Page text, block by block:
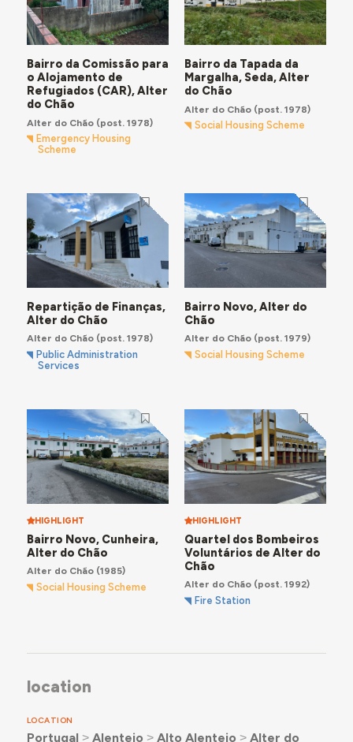
Bairro da Comissão para
o Alojamento de
Refugiados (CAR), Alter
do Chão
Alter do Chão(post. 1978)
Emergency Housing
Scheme
Bairro da Tapada da
Margalha, Seda, Alter
do Chão
Alter do Chão(post. 1978)
Social Housing Scheme
Repartição de Finanças,
Alter do Chão
Alter do Chão(post. 1978)
Public Administration
Services
Bairro Novo, Alter do
Chão
Alter do Chão(post. 1979)
Social Housing Scheme
HIGHLIGHT
Bairro Novo, Cunheira,
Alter do Chão
Alter do Chão(1985)
Social Housing Scheme
HIGHLIGHT
Quartel dos Bombeiros
Voluntários de Alter do
Chão
Alter do Chão(post. 1992)
Fire Station
location
LOCATION
Portugal ˃ Alentejo ˃ Alto Alentejo ˃ Alter do